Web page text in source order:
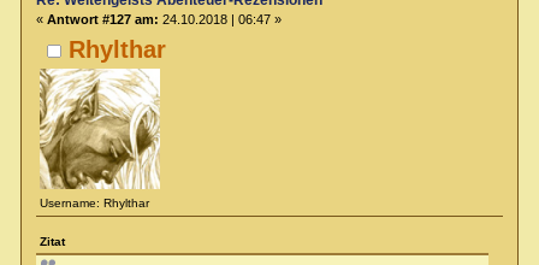
Rhylthar
Username: Rhylthar
« Antwort #127 am: 24.10.2018 | 06:47 »
Zitat